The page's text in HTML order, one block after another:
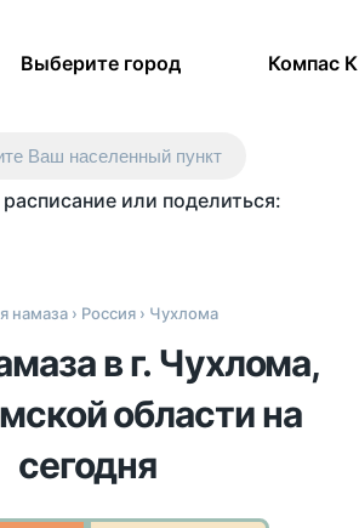
Выберите город Компас
Ваш населенный пункт
или поделиться:
намаза› Россия› Чухлома
в г. Чухлома,
области на
сегодня